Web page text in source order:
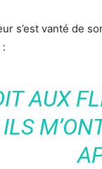
s’est vanté de
AUX